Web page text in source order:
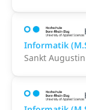
Informatik
Sankt Augustin